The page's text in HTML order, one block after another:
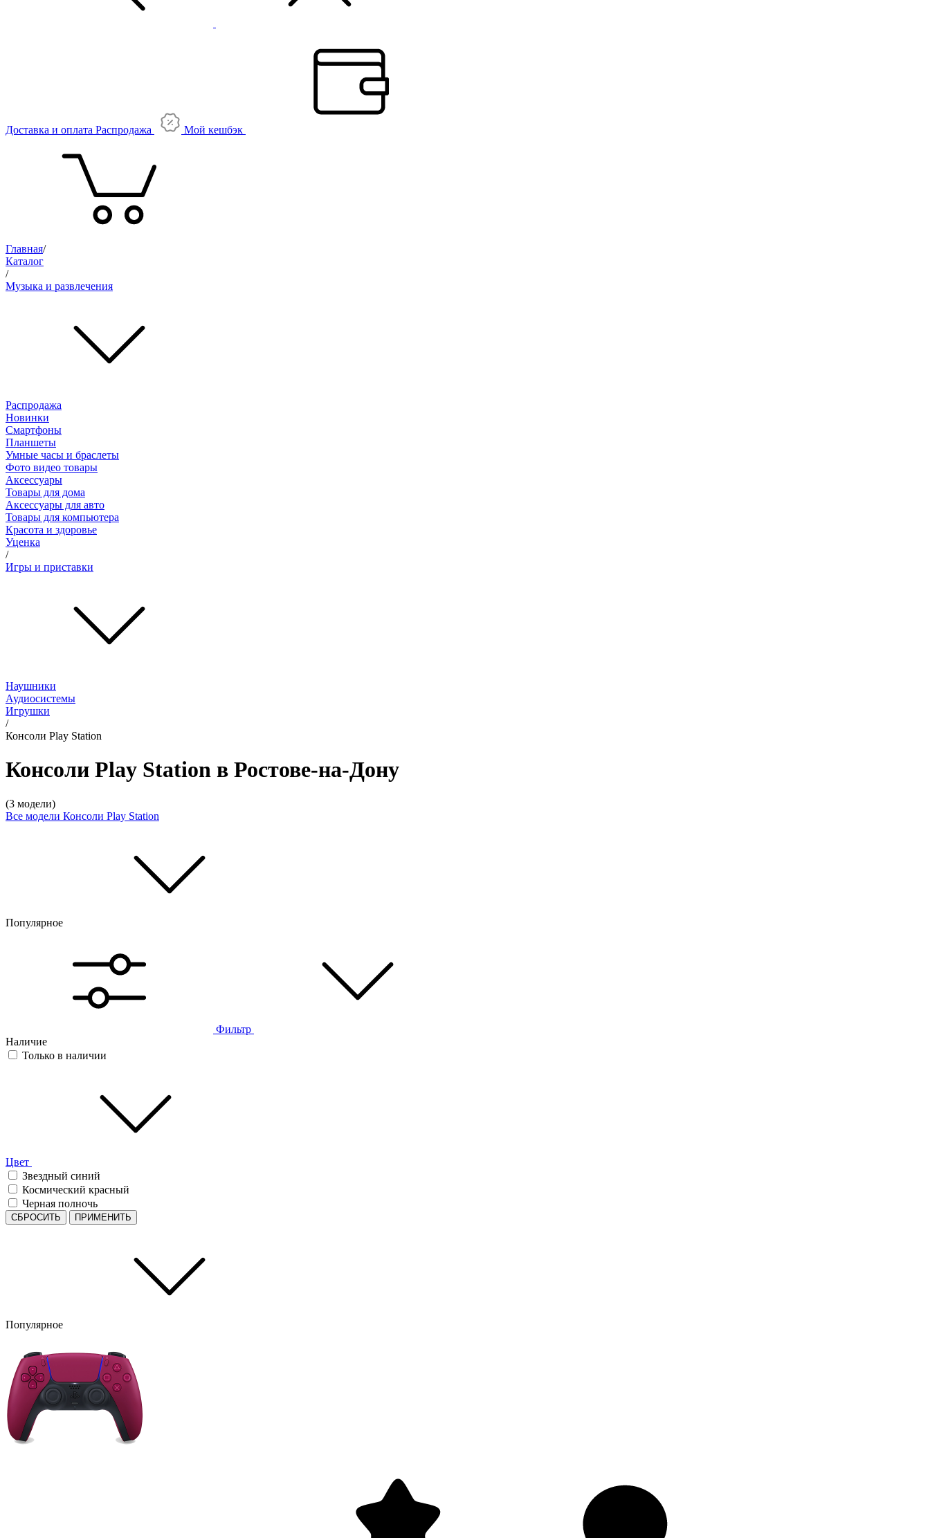
Доставка и оплата Распродажа Мой кешбэк
Главная/
Каталог
/
Музыка и развлечения
Распродажа
Новинки
Смартфоны
Планшеты
Умные часы и браслеты
Фото видео товары
Аксессуары
Товары для дома
Аксессуары для авто
Товары для компьютера
Красота и здоровье
Уценка
/
Игры и приставки
Наушники
Аудиосистемы
Игрушки
/
Консоли Play Station
Консоли Play Station в Ростове-на-Дону
(3 модели)
Все модели Консоли Play Station
Популярное
Фильтр
Наличие
Только в наличии
Цвет
Звездный синий
Космический красный
Черная полночь
СБРОСИТЬ ПРИМЕНИТЬ
Популярное